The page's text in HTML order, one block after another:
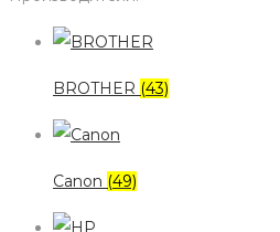
BROTHER (43)
Canon (49)